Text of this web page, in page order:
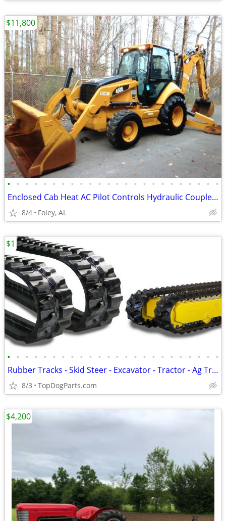
• • • • • • • • • • • • • • • • • • • • • • • •
Enclosed Cab Heat AC Pilot Controls Hydraulic Coupler 790 W Verbena Av
8/4 Foley, AL
$11,800
• • • • • • • • • • • • • • • • • • • • • • • •
Rubber Tracks - Skid Steer - Excavator - Tractor - Ag Track
8/3 TopDogParts.com
$1
$4,200